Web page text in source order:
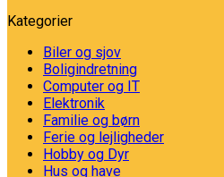
Kategorier
Biler og sjov
Boligindretning
Computer og IT
Elektronik
Familie og børn
Ferie og lejligheder
Hobby og Dyr
Hus og have